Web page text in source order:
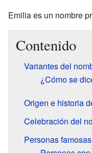
Emilia es un nombre
Contenido
Variantes del
¿Cómo se
Origen e historia
Celebración del
Personas